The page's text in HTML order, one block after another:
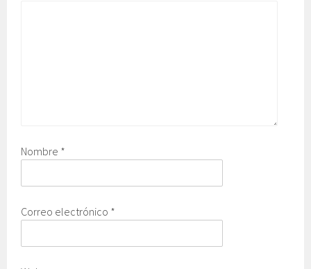
Nombre *
Correo electrónico *